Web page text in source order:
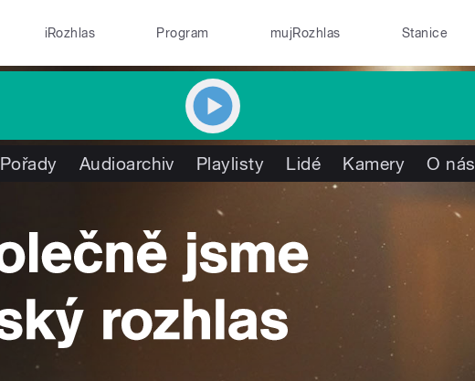
iRozhlas Program mujRozhlas Stanice
Pořady Audioarchiv Playlisty Lidé Kamery O nás